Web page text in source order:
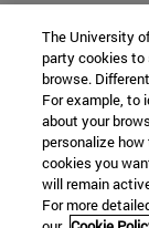
The University
party cookies to
browse.
For example, to
about your
personalize
cookies you
will remain
For more